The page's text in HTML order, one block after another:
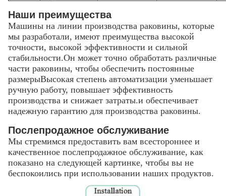
Наши преимущества
Машины на линии производства раковины, которые
мы разработали, имеют преимущества высокой
точности, высокой эффективности и сильной
стабильности.Он может точно обработать различные
части раковины, чтобы обеспечить постоянные
размерыВысокая степень автоматизации уменьшает
ручную работу, повышает эффективность
производства и снижает затраты.и обеспечивает
надежную гарантию для производства раковины.
Послепродажное обслуживание
Мы стремимся предоставить вам всестороннее и
качественное послепродажное обслуживание, как
показано на следующей картинке, чтобы вы не
беспокоились при использовании наших продуктов.